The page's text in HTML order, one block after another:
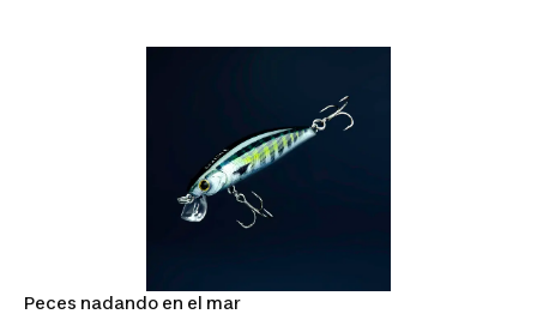
Peces nadando en el mar